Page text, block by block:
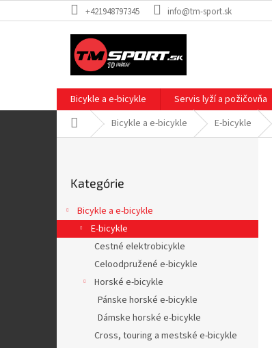
na
+421948797345 info@tm-sport.sk
Bicykle a e-bicykle Servis lyží a požičovňa
DomovBicykle a e-bicykle E-bicykle
p
a
kategórie
Kategórie
Bicykle a e-bicykle
E-bicykle
Cestné elektrobicykle
Celoodpružené e-bicykle
Horské e-bicykle
Pánske horské e-bicykle
Dámske horské e-bicykle
Cross, touring a mestské e-bicykle